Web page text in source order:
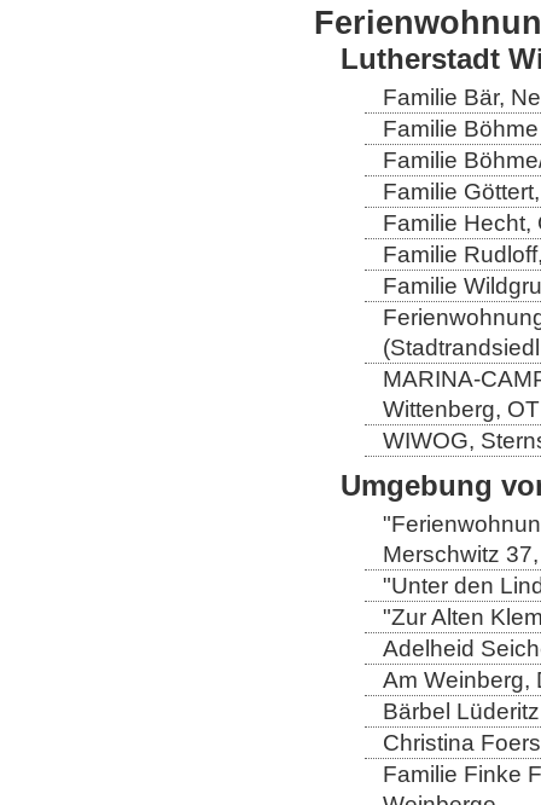
Lutherstadt
Familie Bär,
Familie
Familie
Familie
Familie Hecht,
Familie
Familie
MARINA-
Wittenberg,
WIWOG,
Umgebung
Merschwitz
"Unter den
"Zur Alten
Adelheid
Am Weinberg,
Bärbel
Christina
Familie Finke